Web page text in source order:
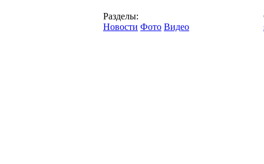
Разделы:
Новости Фото Видео